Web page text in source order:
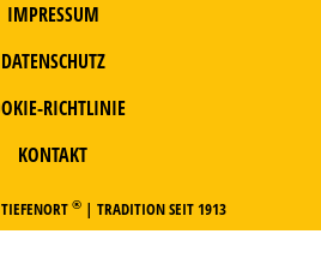
IMPRESSUM
DATENSCHUTZ
RICHTLINIE
KONTAKT
® | TRADITION SEIT 1913